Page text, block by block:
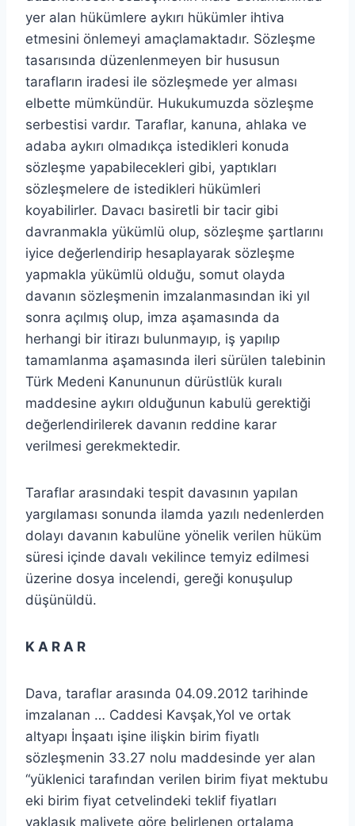
yer alan hükümlere aykırı hükümler ihtiva
etmesini önlemeyi amaçlamaktadır. Sözleşme
tasarısında düzenlenmeyen bir hususun
tarafların iradesi ile sözleşmede yer alması
elbette mümkündür. Hukukumuzda sözleşme
serbestisi vardır. Taraflar, kanuna, ahlaka ve
adaba aykırı olmadıkça istedikleri konuda
sözleşme yapabilecekleri gibi, yaptıkları
sözleşmelere de istedikleri hükümleri
koyabilirler. Davacı basiretli bir tacir gibi
davranmakla yükümlü olup, sözleşme şartlarını
iyice değerlendirip hesaplayarak sözleşme
yapmakla yükümlü olduğu, somut olayda
davanın sözleşmenin imzalanmasından iki yıl
sonra açılmış olup, imza aşamasında da
herhangi bir itirazı bulunmayıp, iş yapılıp
tamamlanma aşamasında ileri sürülen talebinin
Türk Medeni Kanununun dürüstlük kuralı
maddesine aykırı olduğunun kabulü gerektiği
değerlendirilerek davanın reddine karar
verilmesi gerekmektedir.
Taraflar arasındaki tespit davasının yapılan
yargılaması sonunda ilamda yazılı nedenlerden
dolayı davanın kabulüne yönelik verilen hüküm
süresi içinde davalı vekilince temyiz edilmesi
üzerine dosya incelendi, gereği konuşulup
düşünüldü.
K A R A R
Dava, taraflar arasında 04.09.2012 tarihinde
imzalanan … Caddesi Kavşak,Yol ve ortak
altyapı İnşaatı işine ilişkin birim fiyatlı
sözleşmenin 33.27 nolu maddesinde yer alan
“yüklenici tarafından verilen birim fiyat mektubu
eki birim fiyat cetvelindeki teklif fiyatları
yaklaşık maliyete göre belirlenen ortalama